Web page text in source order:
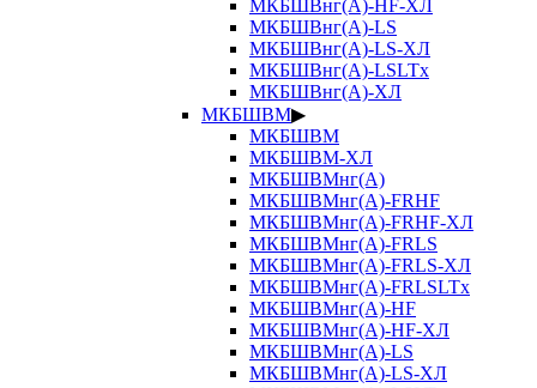
МКБШВнг(А)-HF-ХЛ
МКБШВнг(А)-LS
МКБШВнг(А)-LS-ХЛ
МКБШВнг(А)-LSLTx
МКБШВнг(А)-ХЛ
МКБШВМ▶
МКБШВМ
МКБШВМ-ХЛ
МКБШВМнг(А)
МКБШВМнг(А)-FRHF
МКБШВМнг(А)-FRHF-ХЛ
МКБШВМнг(А)-FRLS
МКБШВМнг(А)-FRLS-ХЛ
МКБШВМнг(А)-FRLSLTx
МКБШВМнг(А)-HF
МКБШВМнг(А)-HF-ХЛ
МКБШВМнг(А)-LS
МКБШВМнг(А)-LS-ХЛ